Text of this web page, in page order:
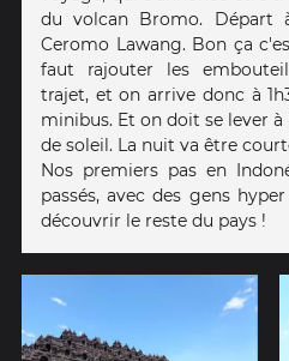
du volcan Bromo. Départ
Ceromo Lawang. Bon ça
faut rajouter les
trajet, et on arrive donc à
minibus. Et on doit se lever
de soleil. La nuit va être
Nos premiers pas en
passés, avec des gens
découvrir le reste du pays !